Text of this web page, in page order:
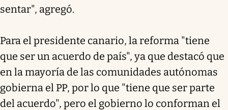
sentar", agregó.
Para el presidente canario, la reforma "tiene
que ser un acuerdo de país", ya que destacó que
en la mayoría de las comunidades autónomas
gobierna el PP, por lo que "tiene que ser parte
del acuerdo", pero el gobierno lo conforman el